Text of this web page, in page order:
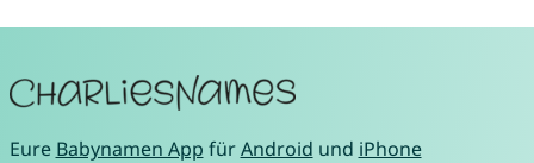
Eure Babynamen App fürAndroid und iPhone